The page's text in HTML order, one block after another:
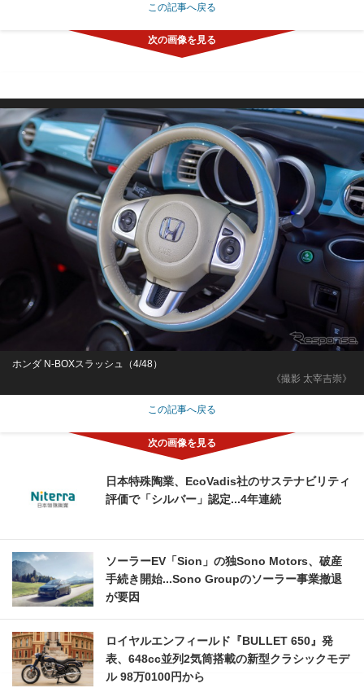
この記事へ戻る
《撮影 太宰吉崇》
ホンダ N-BOXスラッシュ（4/48）
この記事へ戻る
日本特殊陶業、EcoVadis社のサステナビリティ
評価で「シルバー」認定...4年連続
ソーラーEV「Sion」の独Sono Motors、破産
手続き開始...Sono Groupのソーラー事業撤退
が要因
ロイヤルエンフィールド『BULLET 650』発
表、648cc並列2気筒搭載の新型クラシックモデ
ル 98万0100円から